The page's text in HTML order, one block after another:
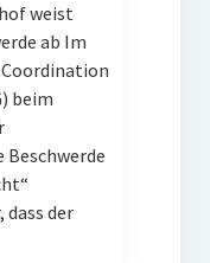
weist
ab Im
beim
Beschwerde
der